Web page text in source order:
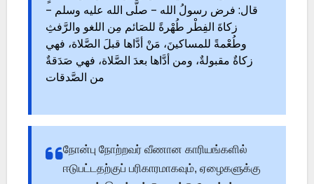
قال: فرض رسولُ الله – صلَّى الله عليه وسلم –
زكاةَ الفِطْر طُهْرةً للصَائم مِن اللغو والرَّفثِ
وطُعْمةً للمساكينَ، مَنْ أدَّاها قبلَ الصَّلاة، فهي
زكاةٌ مقبولةٌ، ومن أدَّاها بعدَ الصَّلاة، فهي صَدَقةٌ
من الصَّدقات
நோன்பு நோற்றவர் வீணான காரியங்களில்
ஈடுபட்டதற்குப் பரிகாரமாகவும், ஏழைகளுக்கு